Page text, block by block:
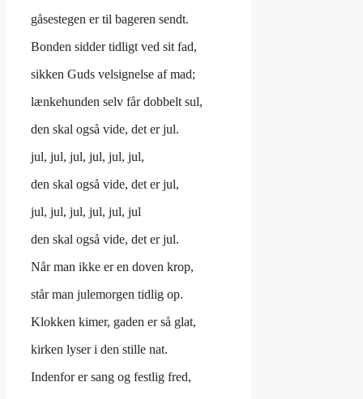
gåsestegen er til bageren sendt.
Bonden sidder tidligt ved sit fad,
sikken Guds velsignelse af mad;
lænkehunden selv får dobbelt sul,
den skal også vide, det er jul.
jul, jul, jul, jul, jul, jul,
den skal også vide, det er jul,
jul, jul, jul, jul, jul, jul
den skal også vide, det er jul.
Når man ikke er en doven krop,
står man julemorgen tidlig op.
Klokken kimer, gaden er så glat,
kirken lyser i den stille nat.
Indenfor er sang og festlig fred,